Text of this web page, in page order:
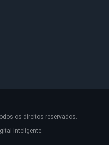
os direitos reservados.
Inteligente.